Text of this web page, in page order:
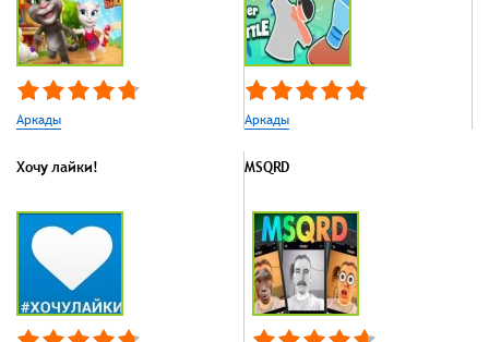
Аркады Аркады
Хочу лайки! MSQRD